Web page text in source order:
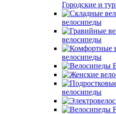
Городские и
велосипеды
велосипеды
велосипеды
велосипеды